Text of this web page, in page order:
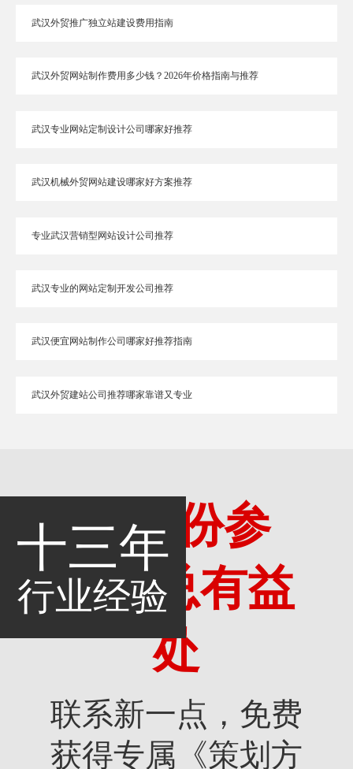
武汉外贸推广独立站建设费用指南
武汉外贸网站制作费用多少钱？2026年价格指南与推荐
武汉专业网站定制设计公司哪家好推荐
武汉机械外贸网站建设哪家好方案推荐
专业武汉营销型网站设计公司推荐
武汉专业的网站定制开发公司推荐
武汉便宜网站制作公司哪家好推荐指南
武汉外贸建站公司推荐哪家靠谱又专业
十三年
行业经验
多一份参
考，总有益
处
联系新一点，免费
获得专属《策划方